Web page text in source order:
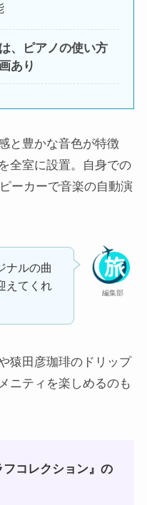
、ピアノの使い方
あり
と豊かな音色が特徴
全室に設置。自身での
ーカーで音楽の自動演
編集部
ナルの曲
えてくれ
猿田彦珈琲のドリップ
ニティを楽しめるのも
コレクション』の